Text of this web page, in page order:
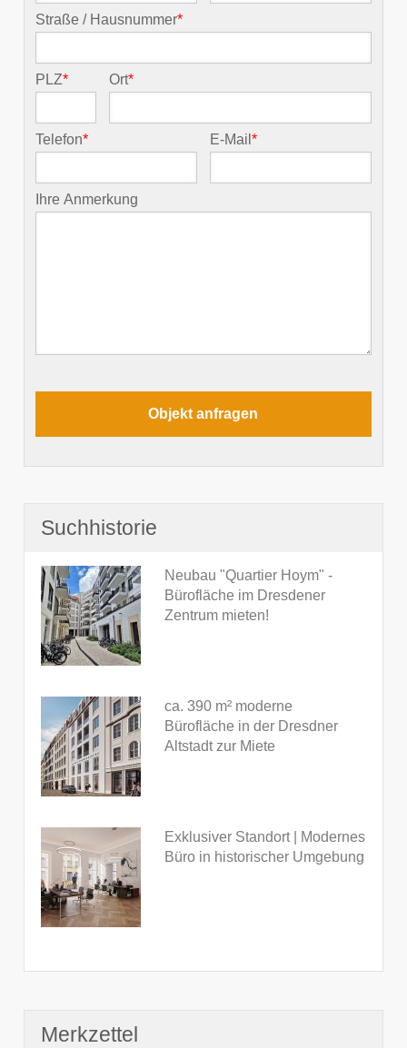
Straße / Hausnummer*
PLZ* Ort*
Telefon* E-Mail*
Ihre Anmerkung
Suchhistorie
Neubau "Quartier Hoym" -
Bürofläche im Dresdener
Zentrum mieten!
ca. 390 m² moderne
Bürofläche in der Dresdner
Altstadt zur Miete
Exklusiver Standort | Modernes
Büro in historischer Umgebung
Merkzettel